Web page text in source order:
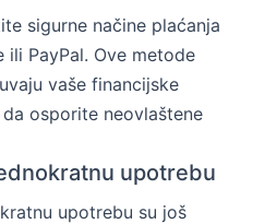
sigurne načine plaćanja
PayPal. Ove metode
vaše financijske
osporite neovlaštene
upotrebu
upotrebu su još